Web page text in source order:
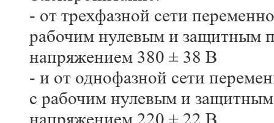
- от трехфазной сети
рабочим нулевым и защитным
напряжением 380 ± 38 В
- и от однофазной сети
с рабочим нулевым и